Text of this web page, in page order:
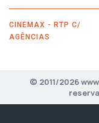
CINEMAX - RTP C/
AGÊNCIAS
© 2011/2026